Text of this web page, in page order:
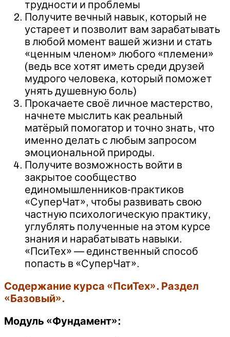
трудности и проблемы
Получите вечный навык, который не
устареет и позволит вам зарабатывать
в любой момент вашей жизни и стать
«ценным членом» любого «племени»
(ведь все хотят иметь среди друзей
мудрого человека, который поможет
унять душевную боль)
Прокачаете своё личное мастерство,
начнете мыслить как реальный
матёрый помогатор и точно знать, что
именно делать с любым запросом
эмоциональной природы.
Получите возможность войти в
закрытое сообщество
единомышленников-практиков
«СуперЧат», чтобы развивать свою
частную психологическую практику,
углублять полученные на этом курсе
знания и нарабатывать навыки.
«ПсиТех» — единственный способ
попасть в «СуперЧат».
Содержание курса «ПсиТех». Раздел
«Базовый».
Модуль «Фундамент»: